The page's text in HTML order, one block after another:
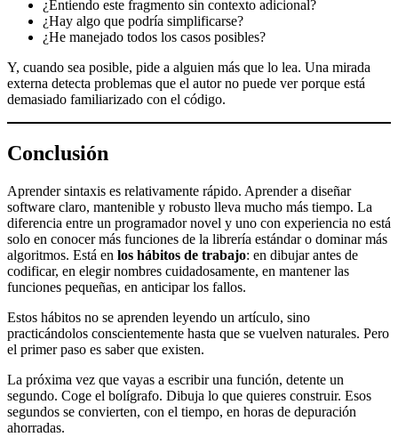
¿Entiendo este fragmento sin contexto adicional?
¿Hay algo que podría simplificarse?
¿He manejado todos los casos posibles?
Y, cuando sea posible, pide a alguien más que lo lea. Una mirada
externa detecta problemas que el autor no puede ver porque está
demasiado familiarizado con el código.
Conclusión
Aprender sintaxis es relativamente rápido. Aprender a diseñar
software claro, mantenible y robusto lleva mucho más tiempo. La
diferencia entre un programador novel y uno con experiencia no está
solo en conocer más funciones de la librería estándar o dominar más
algoritmos. Está en los hábitos de trabajo: en dibujar antes de
codificar, en elegir nombres cuidadosamente, en mantener las
funciones pequeñas, en anticipar los fallos.
Estos hábitos no se aprenden leyendo un artículo, sino
practicándolos conscientemente hasta que se vuelven naturales. Pero
el primer paso es saber que existen.
La próxima vez que vayas a escribir una función, detente un
segundo. Coge el bolígrafo. Dibuja lo que quieres construir. Esos
segundos se convierten, con el tiempo, en horas de depuración
ahorradas.